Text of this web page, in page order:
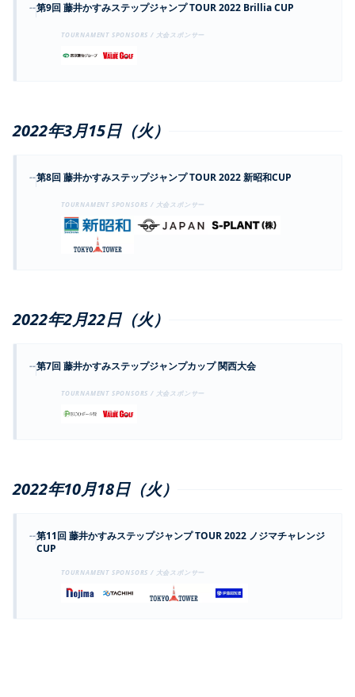
--第9回 藤井かすみステップジャンプ TOUR 2022 Brillia CUP
TOURNAMENT SPONSORS / 大会スポンサー
2022年3月15日（火）
--第8回 藤井かすみステップジャンプ TOUR 2022 新昭和CUP
TOURNAMENT SPONSORS / 大会スポンサー
2022年2月22日（火）
--第7回 藤井かすみステップジャンプカップ 関西大会
TOURNAMENT SPONSORS / 大会スポンサー
2022年10月18日（火）
--第11回 藤井かすみステップジャンプ TOUR 2022 ノジマチャレンジ
CUP
TOURNAMENT SPONSORS / 大会スポンサー